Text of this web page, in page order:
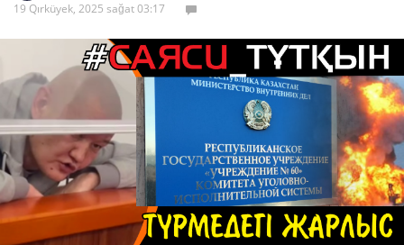
19 Qırküyek, 2025 sağat 03:17